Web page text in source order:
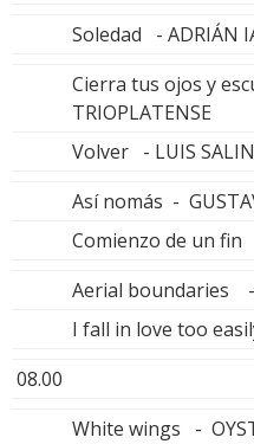
Soledad - ADRIÁN
Cierra tus ojos y
TRIOPLATENSE
Volver - LUIS
Así nomás -
Comienzo de un fin
Aerial boundaries -
I fall in love too
08.00
White wings -